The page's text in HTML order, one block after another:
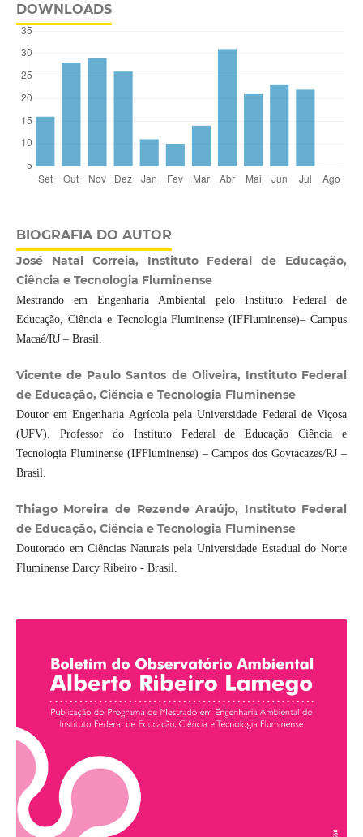
DOWNLOADS
BIOGRAFIA DO AUTOR
José Natal Correia, Instituto Federal de Educação,
Ciência e Tecnologia Fluminense
Mestrando em Engenharia Ambiental pelo Instituto Federal de
Educação, Ciência e Tecnologia Fluminense (IFFluminense)– Campus
Macaé/RJ – Brasil.
Vicente de Paulo Santos de Oliveira, Instituto Federal
de Educação, Ciência e Tecnologia Fluminense
Doutor em Engenharia Agrícola pela Universidade Federal de Viçosa
(UFV). Professor do Instituto Federal de Educação Ciência e
Tecnologia Fluminense (IFFluminense) – Campos dos Goytacazes/RJ –
Brasil.
Thiago Moreira de Rezende Araújo, Instituto Federal
de Educação, Ciência e Tecnologia Fluminense
Doutorado em Ciências Naturais pela Universidade Estadual do Norte
Fluminense Darcy Ribeiro - Brasil.